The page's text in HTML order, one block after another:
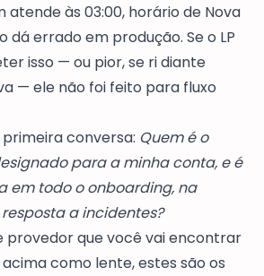
atende às 03:00, horário de Nova
dá errado em produção. Se o LP
isso — ou pior, se ri diante
— ele não foi feito para fluxo
conversa: Quem é o
para a minha conta, e é
em todo o onboarding, na
a incidentes?
provedor que você vai encontrar
como lente, estes são os